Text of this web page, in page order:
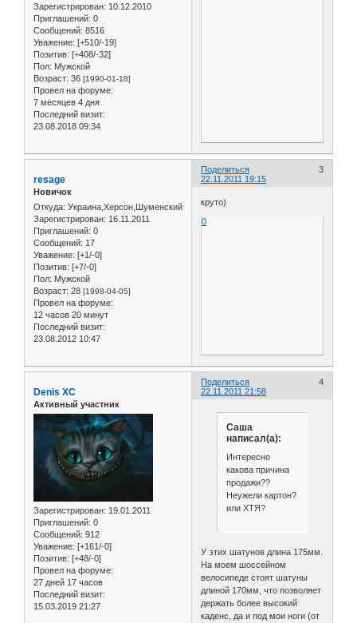
Зарегистрирован: 10.12.2010
Приглашений: 0
Сообщений: 8516
Уважение: [+510/-19]
Позитив: [+408/-32]
Пол: Мужской
Возраст: 36 [1990-01-18]
Провел на форуме:
7 месяцев 4 дня
Последний визит:
23.08.2018 09:34
Поделиться
3
22.11.2011 19:15
resage
Новичок
Откуда: Украина,Херсон,Шуменский
Зарегистрирован: 16.11.2011
Приглашений: 0
Сообщений: 17
Уважение: [+1/-0]
Позитив: [+7/-0]
Пол: Мужской
Возраст: 28 [1998-04-05]
Провел на форуме:
12 часов 20 минут
Последний визит:
23.08.2012 10:47
круто)
0
Поделиться
4
22.11.2011 21:58
Denis XC
Активный участник
Зарегистрирован: 19.01.2011
Приглашений: 0
Сообщений: 912
Уважение: [+161/-0]
Позитив: [+48/-0]
Провел на форуме:
27 дней 17 часов
Последний визит:
15.03.2019 21:27
Саша
написал(а):
Интересно
какова причина
продажи??
Неужели картон?
или ХТЯ?
У этих шатунов длина 175мм.
На моем шоссейном
велосипеде стоят шатуны
длиной 170мм, что позволяет
держать более высокий
каденс, да и под мои ноги (от